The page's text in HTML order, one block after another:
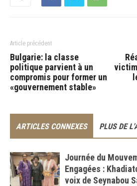
Article précédent
Bulgarie: la classe
politique parvient à un
compromis pour former un
«gouvernement stable»
ARTICLES CONNEXES PLUS DE
Journée du
Engagées :
voix de Seynabou